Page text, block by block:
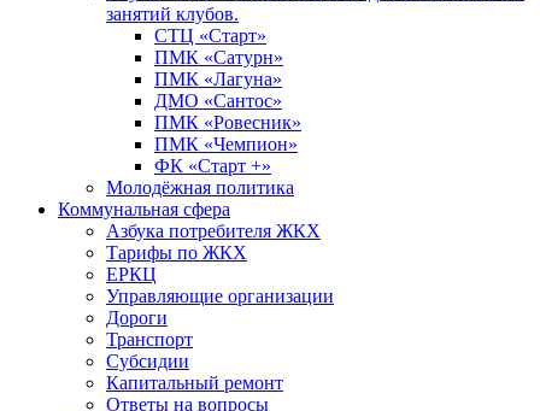
занятий клубов.
СТЦ «Старт»
ПМК «Сатурн»
ПМК «Лагуна»
ДМО «Сантос»
ПМК «Ровесник»
ПМК «Чемпион»
ФК «Старт +»
Молодёжная политика
Коммунальная сфера
Азбука потребителя ЖКХ
Тарифы по ЖКХ
ЕРКЦ
Управляющие организации
Дороги
Транспорт
Субсидии
Капитальный ремонт
Ответы на вопросы